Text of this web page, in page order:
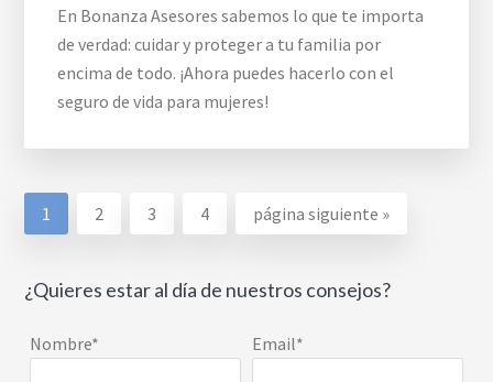
En Bonanza Asesores sabemos lo que te importa
de verdad: cuidar y proteger a tu familia por
encima de todo. ¡Ahora puedes hacerlo con el
seguro de vida para mujeres!
Go
to
1
Go
to
2
Go
to
3
Go
to
4
Ir
a
página siguiente »
¿Quieres estar al día de nuestros consejos?
Nombre* Email*